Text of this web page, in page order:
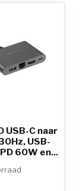
USB-C naar
USB-
60W en...